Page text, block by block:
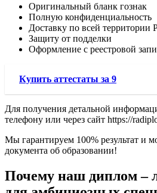
Оригинальный бланк гознак
Полную конфиденциальность
Доставку по всей территории
Защиту от подделки
Оформление с реестровой
Купить аттестаты за 9
Для получения детальной
телефону или через сайт https://
Мы гарантируем 100% результат и
документа об образовании!
Почему наш диплом –